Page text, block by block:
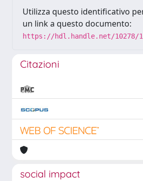
Utilizza questo identificativo
un link a questo documento:
https://hdl.handle.net/10278/
Citazioni
social impact